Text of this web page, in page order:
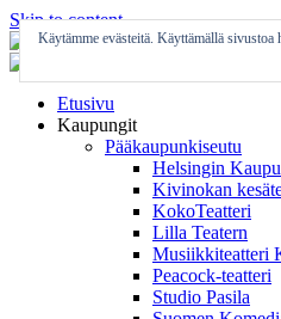
Skip to content
Etusivu
Kaupungit
Pääkaupunkiseutu
Helsingin
Kivinokan
KokoTeatteri
Lilla Teatern
Musiikkiteatteri
Peacock-teatteri
Studio Pasila
Käytämme evästeitä. Käyttämällä